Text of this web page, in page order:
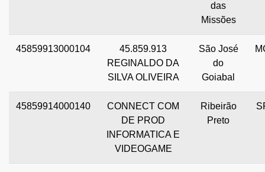
das
Missões
45859913000104
45.859.913
REGINALDO DA
SILVA OLIVEIRA
São José
do
Goiabal
45859914000140
CONNECT COM
DE PROD
INFORMATICA E
VIDEOGAME
Ribeirão
Preto